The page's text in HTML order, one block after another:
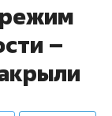
режим
–